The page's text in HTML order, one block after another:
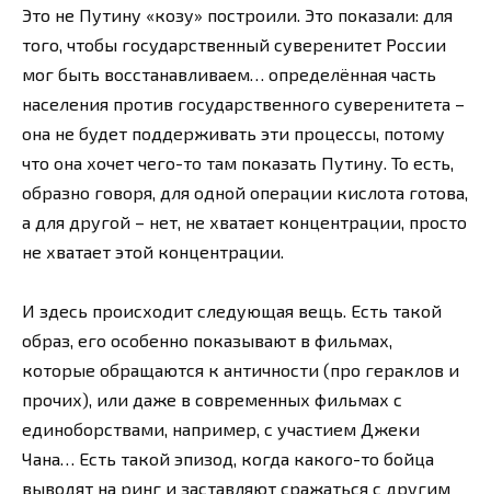
Это не Путину «козу» построили. Это показали: для
того, чтобы государственный суверенитет России
мог быть восстанавливаем… определённая часть
населения против государственного суверенитета –
она не будет поддерживать эти процессы, потому
что она хочет чего-то там показать Путину. То есть,
образно говоря, для одной операции кислота готова,
а для другой – нет, не хватает концентрации, просто
не хватает этой концентрации.
И здесь происходит следующая вещь. Есть такой
образ, его особенно показывают в фильмах,
которые обращаются к античности (про гераклов и
прочих), или даже в современных фильмах с
единоборствами, например, с участием Джеки
Чана… Есть такой эпизод, когда какого-то бойца
выводят на ринг и заставляют сражаться с другим